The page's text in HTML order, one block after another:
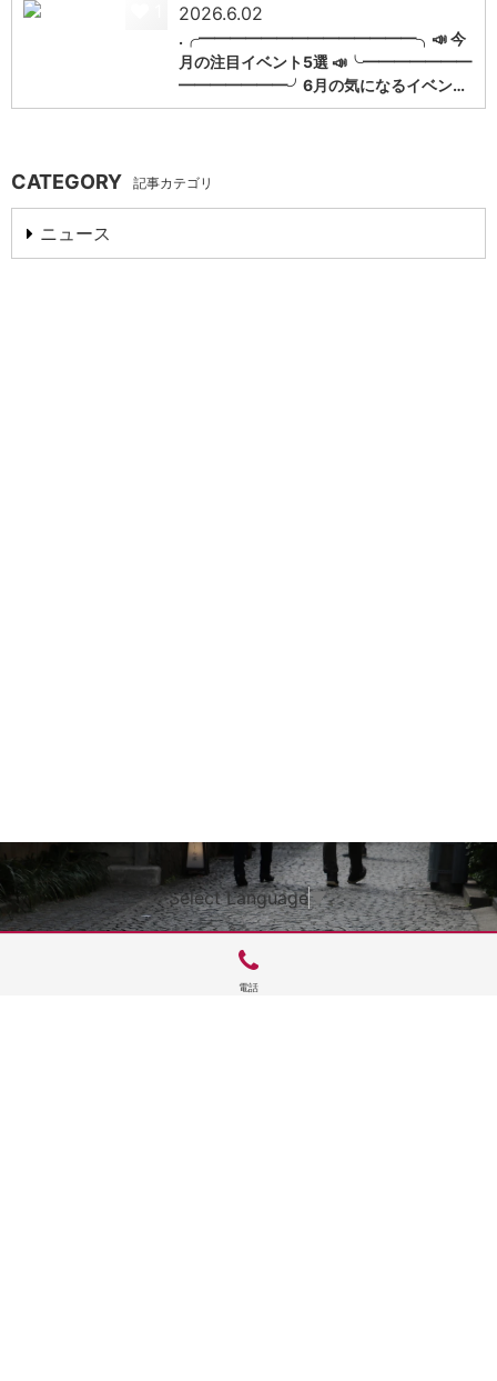
2026.6.02
.╭━━━━━━━━━━━━━━╮📣 今
月の注目イベント5選 📣╰━━━━━━━
━━━━━━━╯6月の気になるイベン…
CATEGORY 記事カテゴリ
ニュース
Select Language▼
電話